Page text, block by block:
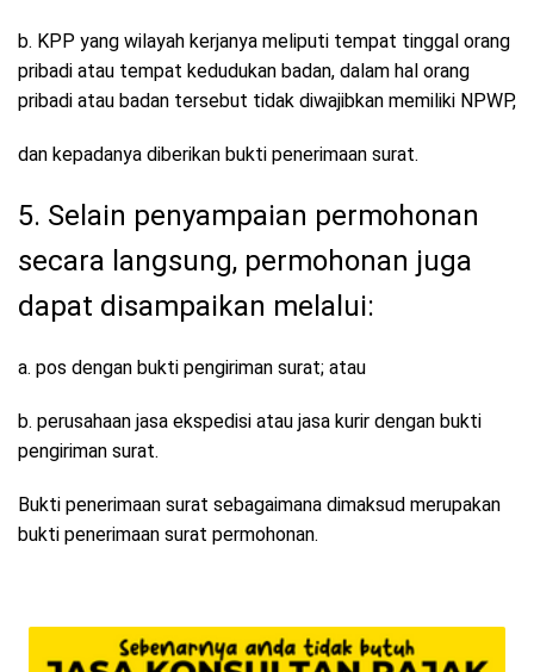
b. KPP yang wilayah kerjanya meliputi tempat tinggal orang
pribadi atau tempat kedudukan badan, dalam hal orang
pribadi atau badan tersebut tidak diwajibkan memiliki NPWP,
dan kepadanya diberikan bukti penerimaan surat.
5. Selain penyampaian permohonan
secara langsung, permohonan juga
dapat disampaikan melalui:
a. pos dengan bukti pengiriman surat; atau
b. perusahaan jasa ekspedisi atau jasa kurir dengan bukti
pengiriman surat.
Bukti penerimaan surat sebagaimana dimaksud merupakan
bukti penerimaan surat permohonan.